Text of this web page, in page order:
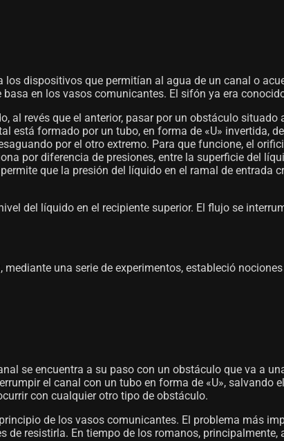
dispositivos que permitían al agua de un canal o
en los vasos comunicantes. El sifón ya era
al revés que el anterior, pasar por un obstáculo
está formado por un tubo, en forma de «U» invertida,
por el otro extremo. Para que funcione, el
por diferencia de presiones, entre la superficie del
que la presión del líquido en el ramal de entrada
del líquido en el recipiente superior. El flujo se
mediante una serie de experimentos, estableció
se encuentra a su paso con un obstáculo que va a
el canal con un tubo en forma de «U»,
con cualquier otro tipo de obstáculo.
de los vasos comunicantes. El problema más
resistirla. En tiempo de los romanos,